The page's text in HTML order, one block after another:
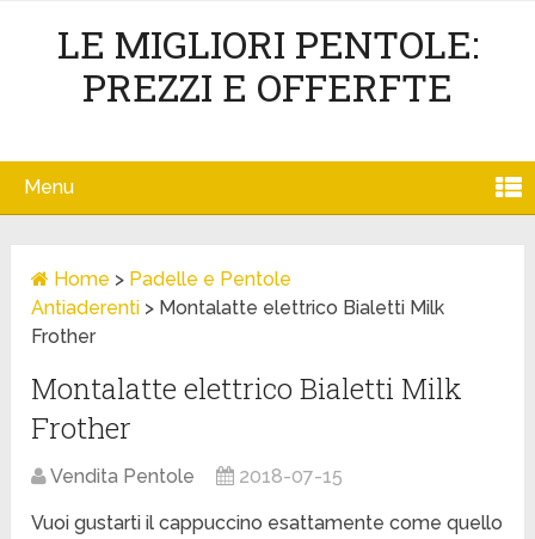
LE MIGLIORI PENTOLE:
PREZZI E OFFERFTE
Menu
Home > Padelle e Pentole
Antiaderenti > Montalatte elettrico Bialetti Milk
Frother
Montalatte elettrico Bialetti Milk
Frother
Vendita Pentole 2018-07-15
Vuoi gustarti il cappuccino esattamente come quello